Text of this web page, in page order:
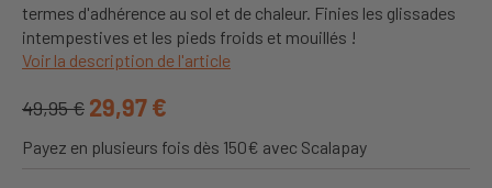
termes d'adhérence au sol et de chaleur. Finies les glissades
intempestives et les pieds froids et mouillés !
Voir la description de l'article
49,95 € 29,97 €
Payez en plusieurs fois dès 150€ avec Scalapay